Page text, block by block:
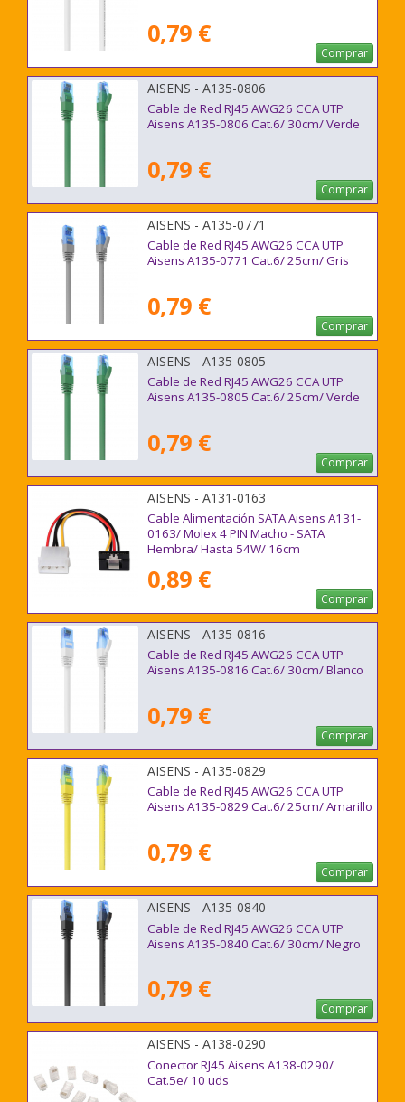
0,79 €
Comprar
AISENS - A135-0806
Cable de Red RJ45 AWG26 CCA UTP
Aisens A135-0806 Cat.6/ 30cm/ Verde
0,79 €
Comprar
AISENS - A135-0771
Cable de Red RJ45 AWG26 CCA UTP
Aisens A135-0771 Cat.6/ 25cm/ Gris
0,79 €
Comprar
AISENS - A135-0805
Cable de Red RJ45 AWG26 CCA UTP
Aisens A135-0805 Cat.6/ 25cm/ Verde
0,79 €
Comprar
AISENS - A131-0163
Cable Alimentación SATA Aisens A131-
0163/ Molex 4 PIN Macho - SATA
Hembra/ Hasta 54W/ 16cm
0,89 €
Comprar
AISENS - A135-0816
Cable de Red RJ45 AWG26 CCA UTP
Aisens A135-0816 Cat.6/ 30cm/ Blanco
0,79 €
Comprar
AISENS - A135-0829
Cable de Red RJ45 AWG26 CCA UTP
Aisens A135-0829 Cat.6/ 25cm/ Amarillo
0,79 €
Comprar
AISENS - A135-0840
Cable de Red RJ45 AWG26 CCA UTP
Aisens A135-0840 Cat.6/ 30cm/ Negro
0,79 €
Comprar
AISENS - A138-0290
Conector RJ45 Aisens A138-0290/
Cat.5e/ 10 uds